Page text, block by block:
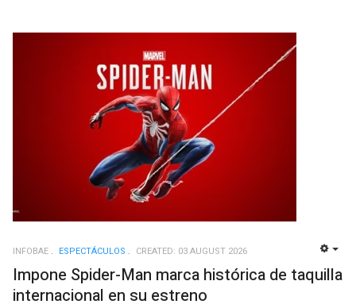
INFOBAE ESPECTÁCULOS CREATED: 03 AUGUST 2026
Impone Spider-Man marca histórica de taquilla
internacional en su estreno